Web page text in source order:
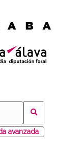
avanzada